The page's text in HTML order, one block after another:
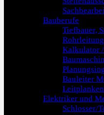
Bauberufe
Tiefbauer,
Kalkulator
Bauleiter
Elektriker und
Schlosser/